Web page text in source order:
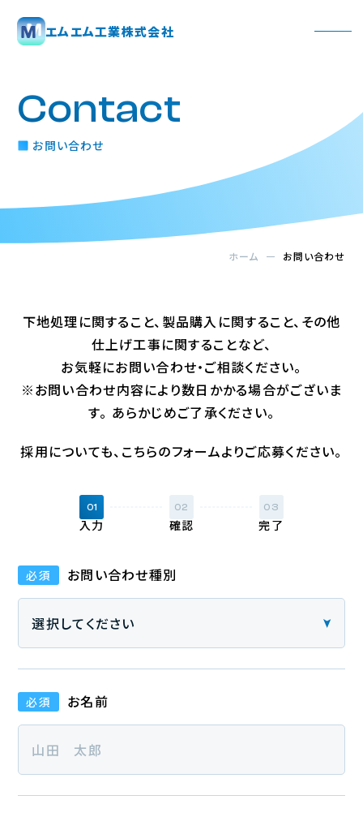
エムエム工業株式会社
Contact
お問い合わせ
ホーム お問い合わせ
下地処理に関すること、製品購入に関すること、その他
仕上げ工事に関することなど、
お気軽にお問い合わせ・ご相談ください。
※お問い合わせ内容により数日かかる場合がございま
す。 あらかじめご了承ください。
採用についても、こちらのフォームよりご応募ください。
01
入力
02
確認
03
完了
必須 お問い合わせ種別
必須 お名前